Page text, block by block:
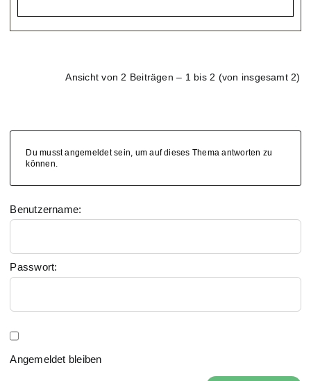
Ansicht von 2 Beiträgen – 1 bis 2 (von insgesamt 2)
Du musst angemeldet sein, um auf dieses Thema antworten zu
können.
Benutzername:
Passwort:
Angemeldet bleiben